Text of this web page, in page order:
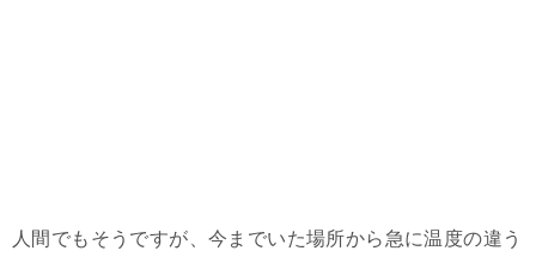
人間でもそうですが、今までいた場所から急に温度の違う